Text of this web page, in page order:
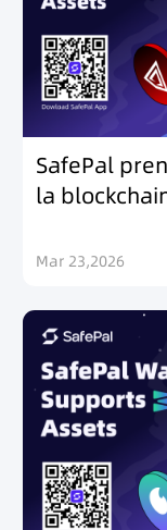
SafePal
la
Mar 23,2026